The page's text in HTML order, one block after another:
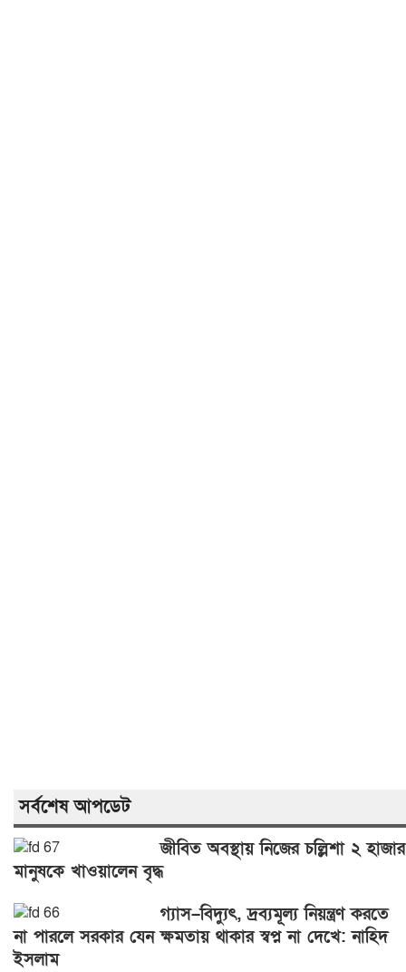
সর্বশেষ আপডেট
জীবিত অবস্থায় নিজের চল্লিশা ২ হাজার
মানুষকে খাওয়ালেন বৃদ্ধ
গ্যাস–বিদ্যুৎ, দ্রব্যমূল্য নিয়ন্ত্রণ করতে
না পারলে সরকার যেন ক্ষমতায় থাকার স্বপ্ন না দেখে: নাহিদ
ইসলাম